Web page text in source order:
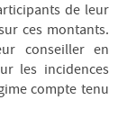
de leur
ces montants.
conseiller en
les incidences
compte tenu